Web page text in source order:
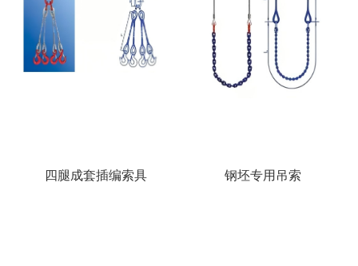
四腿成套插编索具 钢坯专用吊索